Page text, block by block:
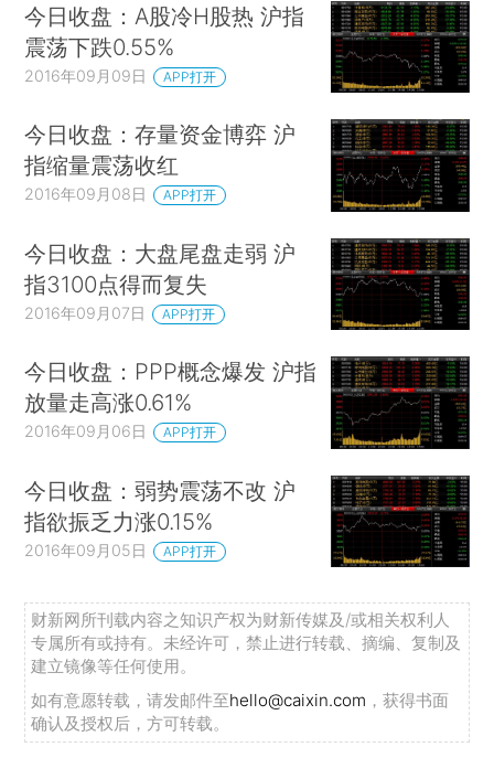
今日收盘：A股冷H股热 沪指
震荡下跌0.55%
2016年09月09日 APP打开
今日收盘：存量资金博弈 沪
指缩量震荡收红
2016年09月08日 APP打开
今日收盘：大盘尾盘走弱 沪
指3100点得而复失
2016年09月07日 APP打开
今日收盘：PPP概念爆发 沪指
放量走高涨0.61%
2016年09月06日 APP打开
今日收盘：弱势震荡不改 沪
指欲振乏力涨0.15%
2016年09月05日 APP打开
财新网所刊载内容之知识产权为财新传媒及/或相关权利人
专属所有或持有。未经许可，禁止进行转载、摘编、复制及
建立镜像等任何使用。
如有意愿转载，请发邮件至hello@caixin.com ，获得书面
确认及授权后，方可转载。